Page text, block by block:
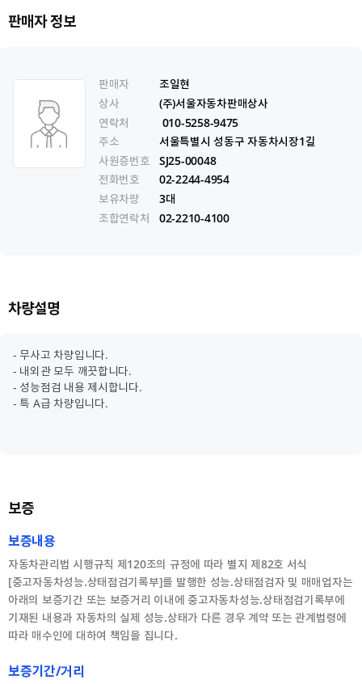
판매자 정보
판매자
조일현
상사
(주)서울자동차판매상사
연락처
010-5258-9475
주소
서울특별시 성동구 자동차시장1길
사원증번호
SJ25-00048
전화번호
02-2244-4954
보유차량
3대
조합연락처
02-2210-4100
차량설명
- 무사고 차량입니다.
- 내외관 모두 깨끗합니다.
- 성능점검 내용 제시합니다.
- 특 A급 차량입니다.
보증
보증내용
자동차관리법 시행규칙 제120조의 규정에 따라 별지 제82호 서식
[중고자동차성능.상태점검기록부]를 발행한 성능.상태점검자 및 매매업자는
아래의 보증기간 또는 보증거리 이내에 중고자동차성능.상태점검기록부에
기재된 내용과 자동차의 실제 성능.상태가 다른 경우 계약 또는 관계법령에
따라 매수인에 대하여 책임을 집니다.
보증기간/거리